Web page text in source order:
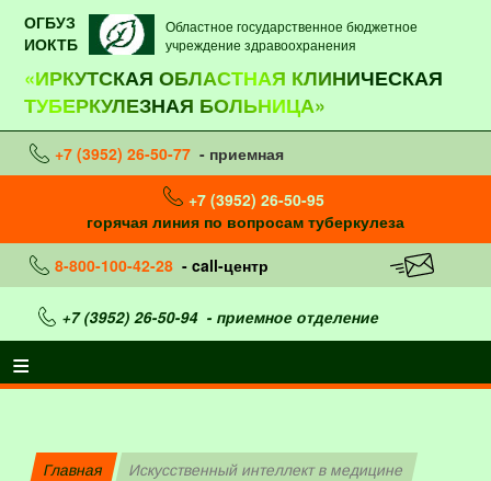
ОГБУЗ
ИОКТБ
Областное государственное бюджетное
учреждение здравоохранения
«ИРКУТСКАЯ ОБЛАСТНАЯ КЛИНИЧЕСКАЯ
ТУБЕРКУЛЕЗНАЯ БОЛЬНИЦА»
+7 (3952) 26-50-77 - приемная
+7 (3952) 26-50-95
горячая линия по вопросам туберкулеза
8-800-100-42-28 - call-центр
+7 (3952) 26-50-94- приемное отделение
Главная Искусственный интеллект в медицине